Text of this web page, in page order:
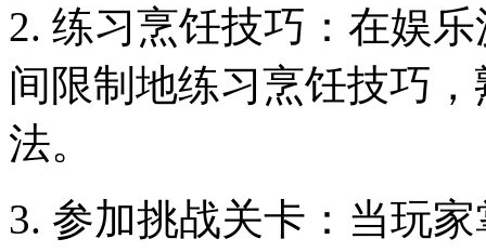
2. 练习烹饪技巧：在娱
间限制地练习烹饪技巧
法。
3. 参加挑战关卡：当玩